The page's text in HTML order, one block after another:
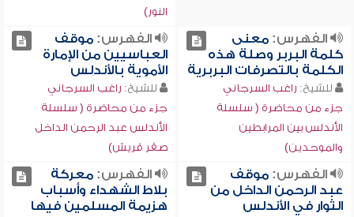
النور)
الفهرس:معنى
كلمة البربر وصلة هذه
الكلمة بالتصرفات البربرية
للشيخ: راغب السرجاني
جزء من محاضرة ( سلسلة
الأندلس بين المرابطين
والموحدين)
الفهرس:موقف
العباسيين من الإمارة
الأموية بالأندلس
للشيخ: راغب السرجاني
جزء من محاضرة ( سلسلة
الأندلس عبد الرحمن الداخل
صقر قريش)
الفهرس:موقف
عبد الرحمن الداخل من
الثوار في الأندلس
الفهرس:معركة
بلاط الشهداء وأسباب
هزيمة المسلمين فيها